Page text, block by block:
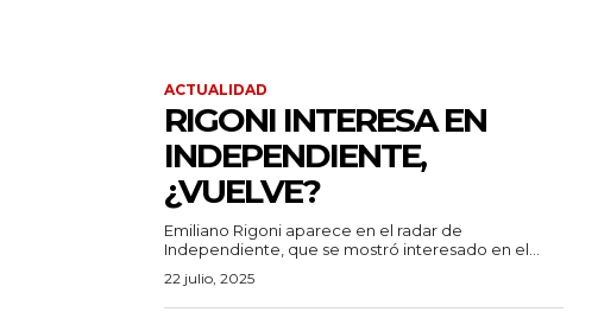
ACTUALIDAD
RIGONI INTERESA EN
INDEPENDIENTE,
¿VUELVE?
Emiliano Rigoni aparece en el radar de
Independiente, que se mostró interesado en el...
22 julio, 2025